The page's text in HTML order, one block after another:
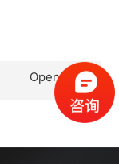
Open +